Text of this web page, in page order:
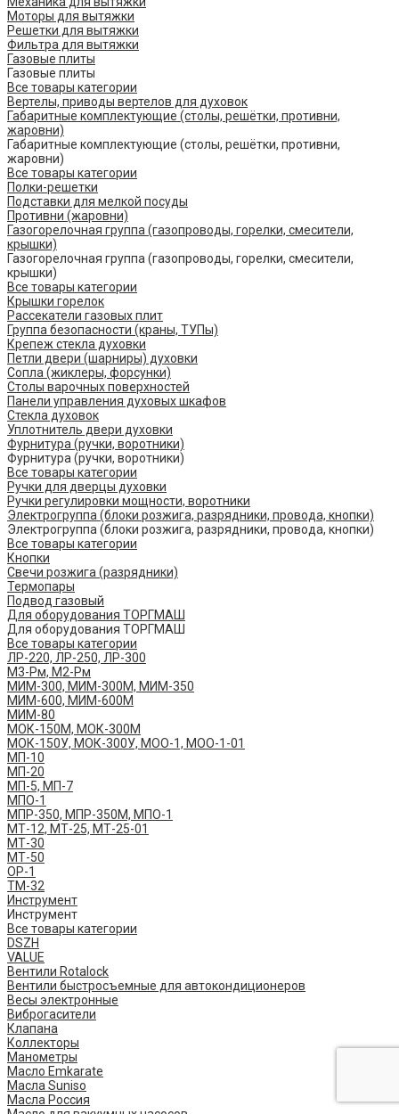
Моторы для вытяжки
Решетки для вытяжки
Фильтра для вытяжки
Газовые плиты
Газовые плиты
Все товары категории
Вертелы, приводы вертелов для духовок
Габаритные комплектующие (столы, решётки, противни,
жаровни)
Габаритные комплектующие (столы, решётки, противни,
жаровни)
Все товары категории
Полки-решетки
Подставки для мелкой посуды
Противни (жаровни)
Газогорелочная группа (газопроводы, горелки, смесители,
крышки)
Газогорелочная группа (газопроводы, горелки, смесители,
крышки)
Все товары категории
Крышки горелок
Рассекатели газовых плит
Группа безопасности (краны, ТУПы)
Крепеж стекла духовки
Петли двери (шарниры) духовки
Сопла (жиклеры, форсунки)
Столы варочных поверхностей
Панели управления духовых шкафов
Стекла духовок
Уплотнитель двери духовки
Фурнитура (ручки, воротники)
Фурнитура (ручки, воротники)
Все товары категории
Ручки для дверцы духовки
Ручки регулировки мощности, воротники
Электрогруппа (блоки розжига, разрядники, провода, кнопки)
Электрогруппа (блоки розжига, разрядники, провода, кнопки)
Все товары категории
Кнопки
Свечи розжига (разрядники)
Термопары
Подвод газовый
Для оборудования ТОРГМАШ
Для оборудования ТОРГМАШ
Все товары категории
ЛР-220, ЛР-250, ЛР-300
М3-Рм, М2-Рм
МИМ-300, МИМ-300М, МИМ-350
МИМ-600, МИМ-600М
МИМ-80
МОК-150М, МОК-300М
МОК-150У, МОК-300У, МОО-1, МОО-1-01
МП-10
МП-20
МП-5, МП-7
МПО-1
МПР-350, МПР-350М, МПО-1
МТ-12, МТ-25, МТ-25-01
МТ-30
МТ-50
ОР-1
ТМ-32
Инструмент
Инструмент
Все товары категории
DSZH
VALUE
Вентили Rotalock
Вентили быстросъемные для автокондиционеров
Весы электронные
Виброгасители
Клапана
Коллекторы
Манометры
Масло Emkarate
Масла Suniso
Масла Россия